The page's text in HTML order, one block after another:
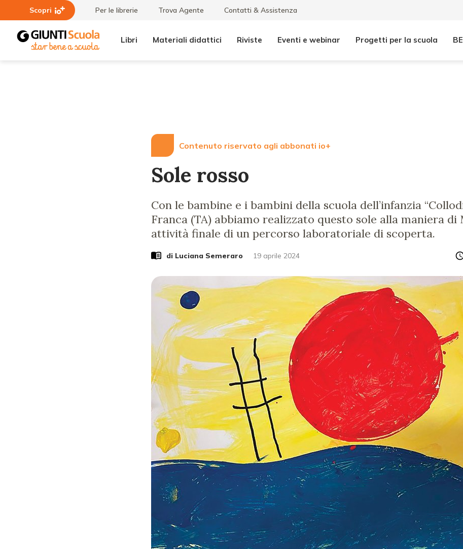
Scopri Per le librerie Trova Agente Contatti & Assistenza
Libri Materiali didattici Riviste Eventi e webinar Progetti per la scuola
Contenuto riservato agli abbonati io+
Sole rosso
Con le bambine e i bambini della scuola dell’infanzia
Franca (TA) abbiamo realizzato questo sole alla maniera di
attività finale di un percorso laboratoriale di scoperta.
di Luciana Semeraro 19 aprile 2024